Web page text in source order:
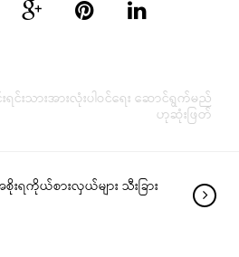
းရင်းသားအားလုံးပါဝင်ရေး ဆောင်ရွက်မည်
ဟုဆုံးဖြတ်
းရကိုယ်စားလှယ်များ သီးခြား